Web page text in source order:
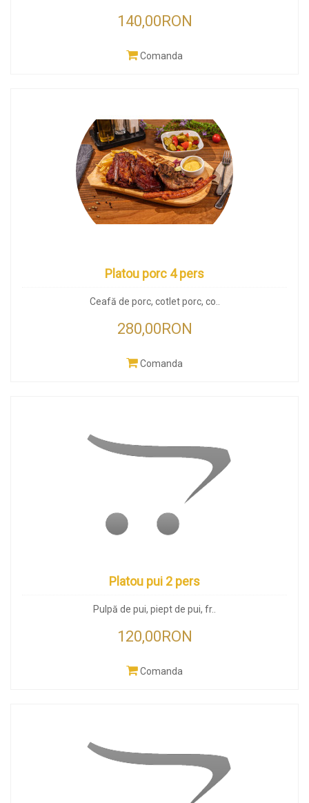
140,00RON
Comanda
Platou porc 4 pers
Ceafă de porc, cotlet porc, co..
280,00RON
Comanda
Platou pui 2 pers
Pulpă de pui, piept de pui, fr..
120,00RON
Comanda